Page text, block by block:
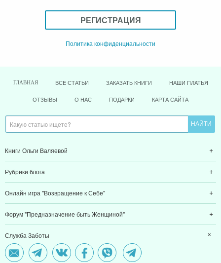
РЕГИСТРАЦИЯ
Политика конфиденциальности
ГЛАВНАЯ ВСЕ СТАТЬИ ЗАКАЗАТЬ КНИГИ НАШИ ПЛАТЬЯ
ОТЗЫВЫ О НАС ПОДАРКИ КАРТА САЙТА
Книги Ольги Валяевой
Рубрики блога
Онлайн игра "Возвращение к Себе"
Форум "Предназначение быть Женщиной"
Служба Заботы